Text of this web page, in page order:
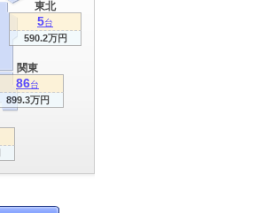
関東
86台
899.3万円
東北
5台
590.2万円